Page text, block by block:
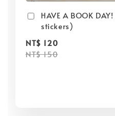
HAVE A BOOK
stickers)
NT$ 120
NT$ 150